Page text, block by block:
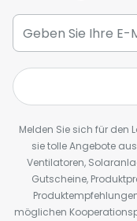
Melden Sie sich für den
sie tolle Angebote
Ventilatoren,
Gutscheine,
möglichen